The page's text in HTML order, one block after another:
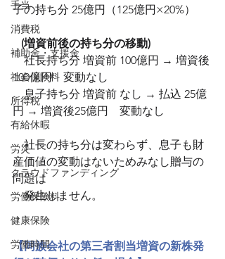
手当
消費税
補助金・支援金
社会保険料
所得税
有給休暇
労災
クラウドファンディング
労働保険料
健康保険
労働時間
子の持ち分 25億円（125億円×20%）
   (増資前後の持ち分の移動)
社長持ち分 増資前 100億円 → 増資後
100億円　変動なし
息子持ち分 増資前 なし → 払込 25億
円 → 増資後25億円　変動なし
社長の持ち分は変わらず、息子も財
産価値の変動はないためみなし贈与の
問題は
発生しません。
【同族会社の第三者割当増資の新株発